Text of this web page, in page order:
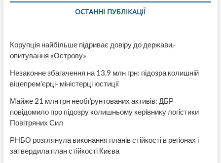
ОСТАННІ ПУБЛІКАЦІЇ
Корупція найбільше підриває довіру до держави,-
опитування «Острову»
Незаконне збагачення на 13,9 млн грн: підозра колишній
віцепрем’єрці- міністерці юстиції
Майже 21 млн грн необґрунтованих активів: ДБР
повідомило про підозру колишньому керівнику логістики
Повітряних Сил
РНБО розглянула виконання планів стійкості в регіонах і
затвердила план стійкості Києва